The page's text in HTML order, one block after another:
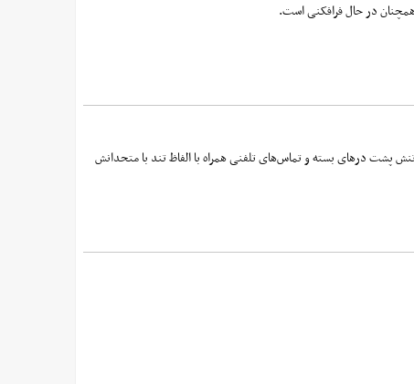
در حال فرافکنی است.
پشت درهای بسته و تماس‌های تلفنی همراه با الفاظ تند با متحدانش